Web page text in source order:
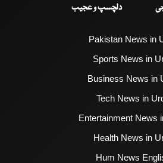
دلچسپ و عجیب
Pakistan News in
Sports News in
Business News in
Tech News in
Entertainment News
Health News in
Hum News